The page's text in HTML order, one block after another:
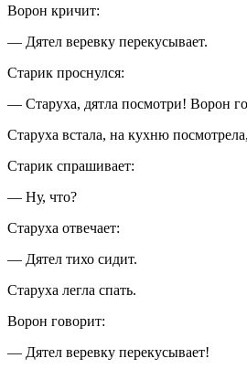
Ворон кричит:
— Дятел веревку перекусывает.
Старик проснулся:
— Старуха, дятла посмотри! Ворон
Старуха встала, на кухню
Старик спрашивает:
— Ну, что?
Старуха отвечает:
— Дятел тихо сидит.
Старуха легла спать.
Ворон говорит:
— Дятел веревку перекусывает!